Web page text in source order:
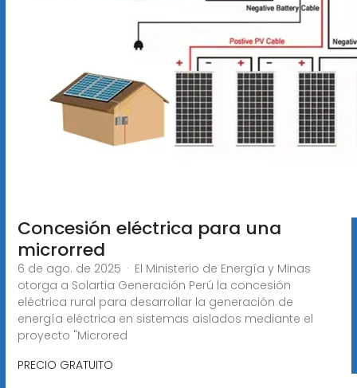
Concesión eléctrica para una
microrred
6 de ago. de 2025 · El Ministerio de Energía y Minas
otorga a Solartia Generación Perú la concesión
eléctrica rural para desarrollar la generación de
energía eléctrica en sistemas aislados mediante el
proyecto "Microred
PRECIO GRATUITO